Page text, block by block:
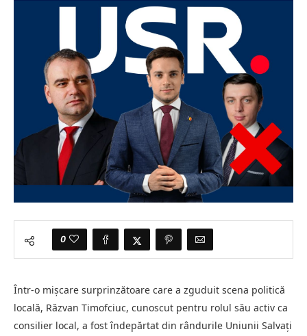
0
Într-o mișcare surprinzătoare care a zguduit scena politică
locală, Răzvan Timofciuc, cunoscut pentru rolul său activ ca
consilier local, a fost îndepărtat din rândurile Uniunii Salvați